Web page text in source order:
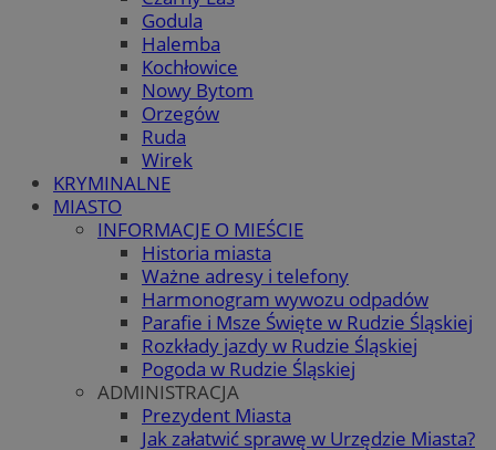
Godula
Halemba
Kochłowice
Nowy Bytom
Orzegów
Ruda
Wirek
KRYMINALNE
MIASTO
INFORMACJE O MIEŚCIE
Historia miasta
Ważne adresy i telefony
Harmonogram wywozu odpadów
Parafie i Msze Święte w Rudzie Śląskiej
Rozkłady jazdy w Rudzie Śląskiej
Pogoda w Rudzie Śląskiej
ADMINISTRACJA
Prezydent Miasta
Jak załatwić sprawę w Urzędzie Miasta?